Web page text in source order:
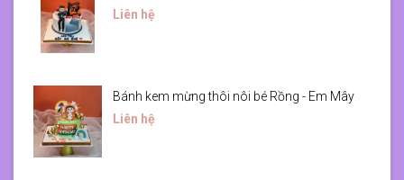
Liên hệ
Bánh kem mừng thôi nôi bé Rồng - Em Mây
Liên hệ